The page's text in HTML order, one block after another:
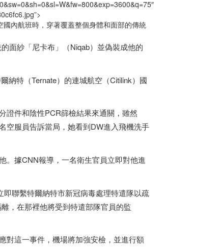
內航班時，穿著覆蓋整個身體和面部的傳統
面紗「尼卡布」（Niqab）並偽裝成他的
納特（Ternate）的連城航空（Citilink）國
證件和陰性PCR篩檢結果來通關，雖然
空服員告訴當局，她看到DW進入飛機洗手
。據CNN報導，一名衛生官員立即對他進
聯繫特爾納特市新冠病毒處理特遣隊以疏
，在那裡他將受到特遣部隊官員的監
對這一事件，機場將加強安檢，並進行額